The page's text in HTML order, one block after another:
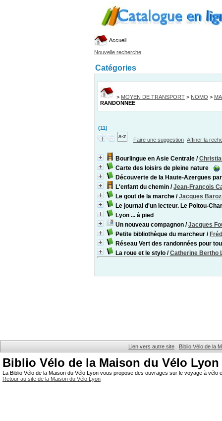
Accueil
Nouvelle recherche
Catégories
> MOYEN DE TRANSPORT > NOMO >
RANDONNEE
(11)
Faire une suggestion Affiner la
Bourlingue en Asie Centrale /
Carte des loisirs de pleine nature
Découverte de la Haute-Azergues
L'enfant du chemin /Jean-François
Le gout de la marche /Jacques
Le journal d'un lecteur. Le Poitou-
Lyon ... à pied
Un nouveau compagnon /Jacques
Petite bibliothèque du marcheur /
Réseau Vert des randonnées pour
La roue et le stylo /Catherine Bertho
Lien vers autre site Biblio Vélo de la
Biblio Vélo de la Maison du Vélo Lyon
La Biblio Vélo de la Maison du Vélo Lyon vous propose des ouvrages sur le voyage à
Retour au site de la Maison du Vélo Lyon